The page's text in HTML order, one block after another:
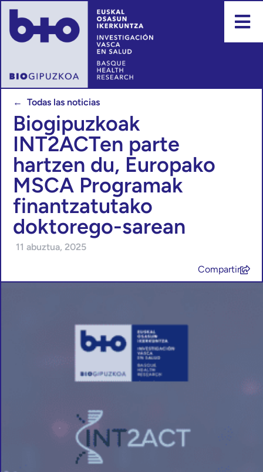
← Todas las noticias
Biogipuzkoak
INT2ACTen parte
hartzen du, Europako
MSCA Programak
finantzatutako
doktorego-sarean
11 abuztua, 2025
Compartir